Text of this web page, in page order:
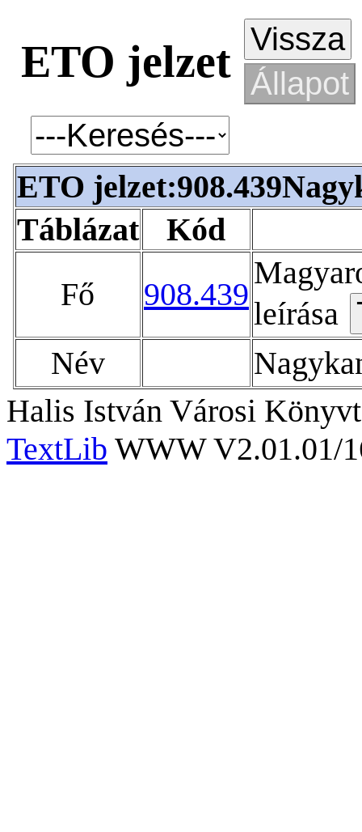
ETO jelzet
ETO
Táblázat
Kód
Fő
908.439
leírása
Név
Halis István Városi
TextLib WWW V2.01.01/